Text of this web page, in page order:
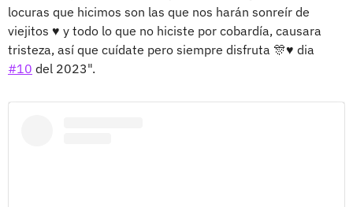
locuras que hicimos son las que nos harán sonreír de
viejitos ♥️ y todo lo que no hiciste por cobardía, causara
tristeza, así que cuídate pero siempre disfruta 🎊♥️ dia
#10 del 2023".